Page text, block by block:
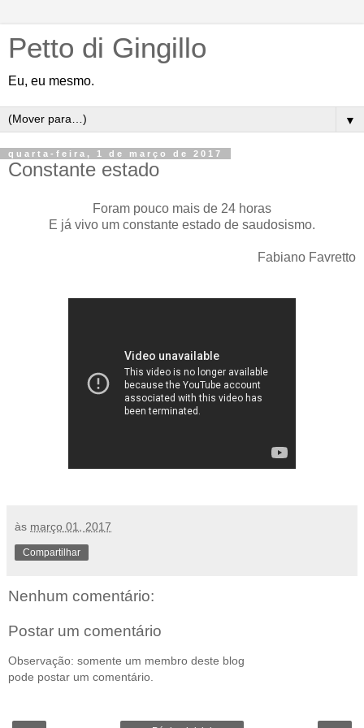
Petto di Gingillo
Eu, eu mesmo.
▼
quarta-feira, 1 de março de 2017
Constante estado
Foram pouco mais de 24 horas
E já vivo um constante estado de saudosismo.
Fabiano Favretto
às março 01, 2017
Compartilhar
Nenhum comentário:
Postar um comentário
Observação: somente um membro deste blog
pode postar um comentário.